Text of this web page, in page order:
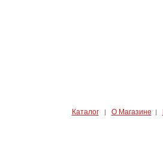
Каталог| О Магазине |